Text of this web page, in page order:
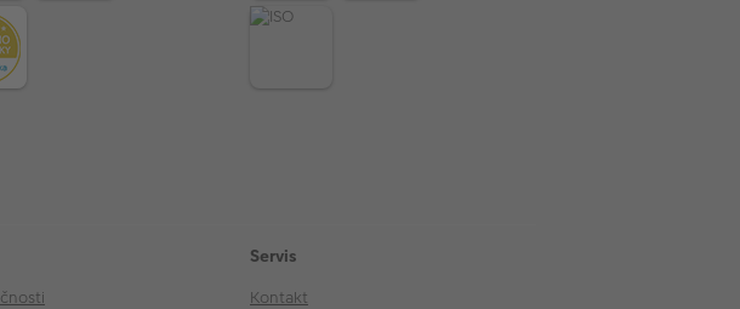
Servis
Kontakt